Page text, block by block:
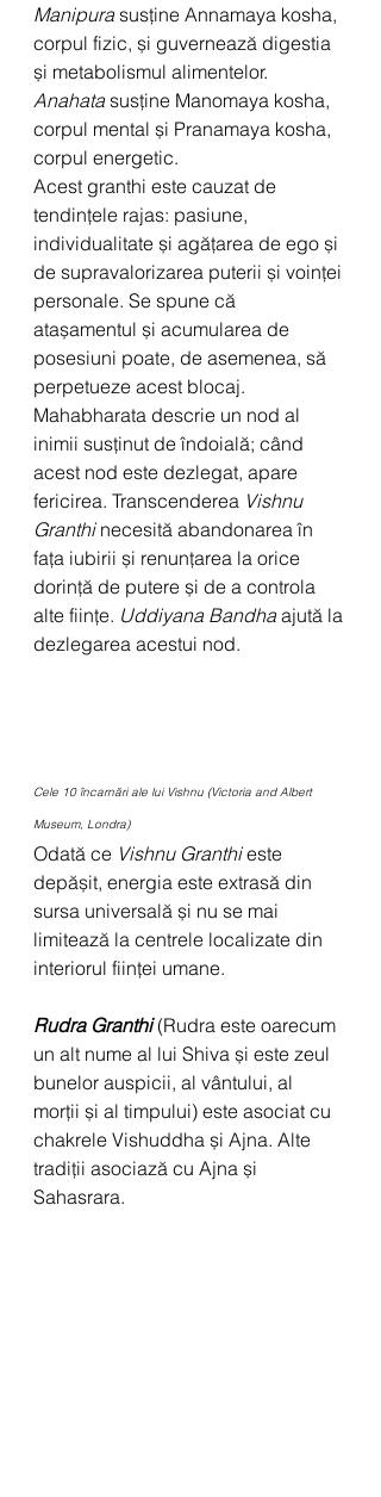
Manipura susține Annamaya kosha,
corpul fizic, și guvernează digestia
și metabolismul alimentelor.
Anahata susține Manomaya kosha,
corpul mental și Pranamaya kosha,
corpul energetic.
Acest granthi este cauzat de
tendințele rajas: pasiune,
individualitate și agățarea de ego și
de supravalorizarea puterii și voinței
personale. Se spune că
atașamentul și acumularea de
posesiuni poate, de asemenea, să
perpetueze acest blocaj.
Mahabharata descrie un nod al
inimii susținut de îndoială; când
acest nod este dezlegat, apare
fericirea. Transcenderea Vishnu
Granthi necesită abandonarea în
fața iubirii și renunțarea la orice
dorință de putere și de a controla
alte ființe. Uddiyana Bandha ajută la
dezlegarea acestui nod.
Cele 10 încarnări ale lui Vishnu (Victoria and Albert
Museum, Londra)
Odată ce Vishnu Granthi este
depășit, energia este extrasă din
sursa universală și nu se mai
limitează la centrele localizate din
interiorul ființei umane.
Rudra Granthi (Rudra este oarecum
un alt nume al lui Shiva și este zeul
bunelor auspicii, al vântului, al
morții și al timpului) este asociat cu
chakrele Vishuddha și Ajna. Alte
tradiții asociază cu Ajna și
Sahasrara.